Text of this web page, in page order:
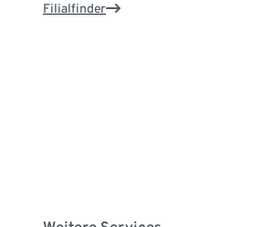
Filialfinder